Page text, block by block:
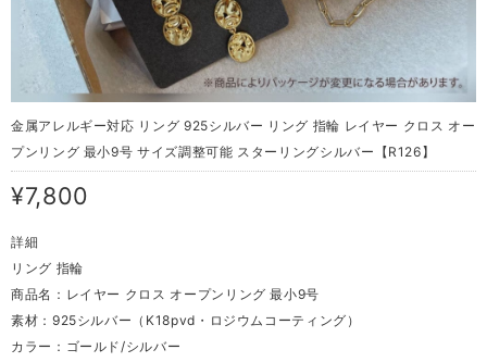
金属アレルギー対応 リング 925シルバー リング 指輪 レイヤー クロス オー
プンリング 最小9号 サイズ調整可能 スターリングシルバー【R126】
¥7,800
詳細
リング 指輪
商品名：レイヤー クロス オープンリング 最小9号
素材：925シルバー（K18pvd・ロジウムコーティング）
カラー：ゴールド/シルバー